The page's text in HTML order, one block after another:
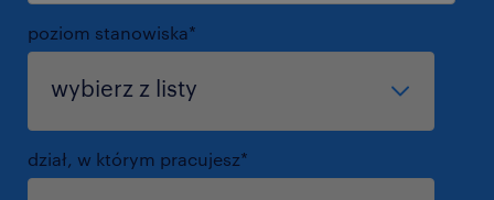
poziom stanowiska*
dział, w którym pracujesz*